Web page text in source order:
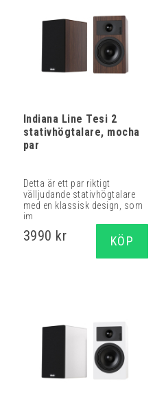
Indiana Line Tesi 2
stativhögtalare, mocha
par
Detta är ett par riktigt
välljudande stativhögtalare
med en klassisk design, som
im...
3990 kr KÖP